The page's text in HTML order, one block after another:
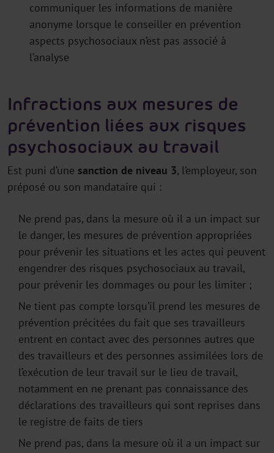
communiquer les informations de manière
anonyme lorsque le conseiller en prévention
aspects psychosociaux n’est pas associé à
l’analyse
Infractions aux mesures de
prévention liées aux risques
psychosociaux au travail
Est puni d’une sanction de niveau 3, l’employeur, son
préposé ou son mandataire qui :
Ne prend pas, dans la mesure où il a un impact sur
le danger, les mesures de prévention appropriées
pour prévenir les situations et les actes qui peuvent
engendrer des risques psychosociaux au travail,
pour prévenir les dommages ou pour les limiter ;
Ne tient pas compte lorsqu’il prend les mesures de
prévention précitées du fait que ses travailleurs
entrent en contact avec des personnes autres que
des travailleurs et des personnes assimilées lors de
l’exécution de leur travail sur le lieu de travail,
notamment en ne prenant pas connaissance des
déclarations des travailleurs qui sont reprises dans
le registre de faits de tiers
Ne prend pas, dans la mesure où il a un impact sur